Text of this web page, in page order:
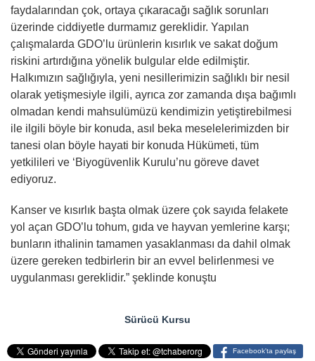
faydalarından çok, ortaya çıkaracağı sağlık sorunları
üzerinde ciddiyetle durmamız gereklidir. Yapılan
çalışmalarda GDO’lu ürünlerin kısırlık ve sakat doğum
riskini artırdığına yönelik bulgular elde edilmiştir.
Halkımızın sağlığıyla, yeni nesillerimizin sağlıklı bir nesil
olarak yetişmesiyle ilgili, ayrıca zor zamanda dışa bağımlı
olmadan kendi mahsulümüzü kendimizin yetiştirebilmesi
ile ilgili böyle bir konuda, asıl beka meselelerimizden bir
tanesi olan böyle hayati bir konuda Hükümeti, tüm
yetkilileri ve ‘Biyogüvenlik Kurulu’nu göreve davet
ediyoruz.
Kanser ve kısırlık başta olmak üzere çok sayıda felakete
yol açan GDO’lu tohum, gıda ve hayvan yemlerine karşı;
bunların ithalinin tamamen yasaklanması da dahil olmak
üzere gereken tedbirlerin bir an evvel belirlenmesi ve
uygulanması gereklidir.” şeklinde konuştu
Sürücü Kursu
Facebook'ta paylaş